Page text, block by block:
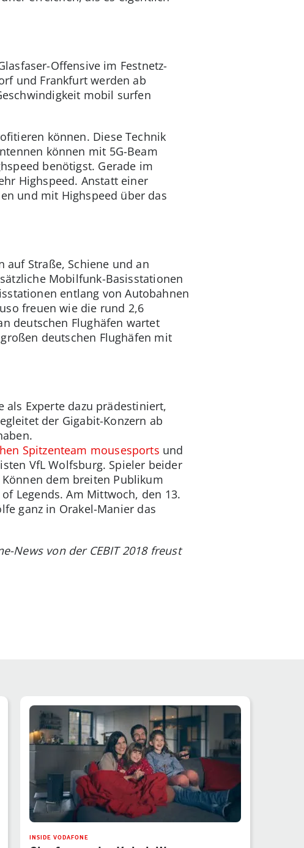
Offensive im Festnetz-
und Frankfurt werden ab
mobil surfen
können. Diese Technik
können mit 5G-Beam
benötigst. Gerade im
Highspeed. Anstatt einer
und mit Highspeed über das
auf Straße, Schiene und an
Mobilfunk-Basisstationen
entlang von Autobahnen
freuen wie die rund 2,6
deutschen Flughäfen wartet
deutschen Flughäfen mit
Experte dazu prädestiniert,
der Gigabit-Konzern ab
Spitzenteam mousesports und
VfL Wolfsburg. Spieler beider
dem breiten Publikum
Legends. Am Mittwoch, den 13.
ganz in Orakel-Manier das
News von der CEBIT 2018 freust
INSIDE VODAFONE